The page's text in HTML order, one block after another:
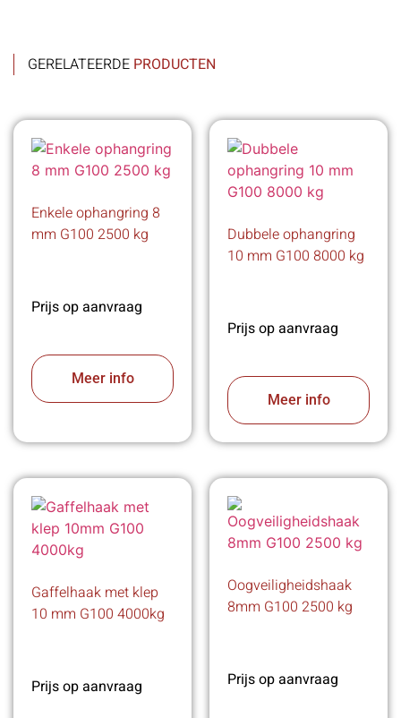
GERELATEERDE PRODUCTEN
Enkele ophangring 8
mm G100 2500 kg
Prijs op aanvraag
Meer info
Dubbele ophangring
10 mm G100 8000 kg
Prijs op aanvraag
Meer info
Gaffelhaak met klep
10 mm G100 4000kg
Prijs op aanvraag
Oogveiligheidshaak
8mm G100 2500 kg
Prijs op aanvraag